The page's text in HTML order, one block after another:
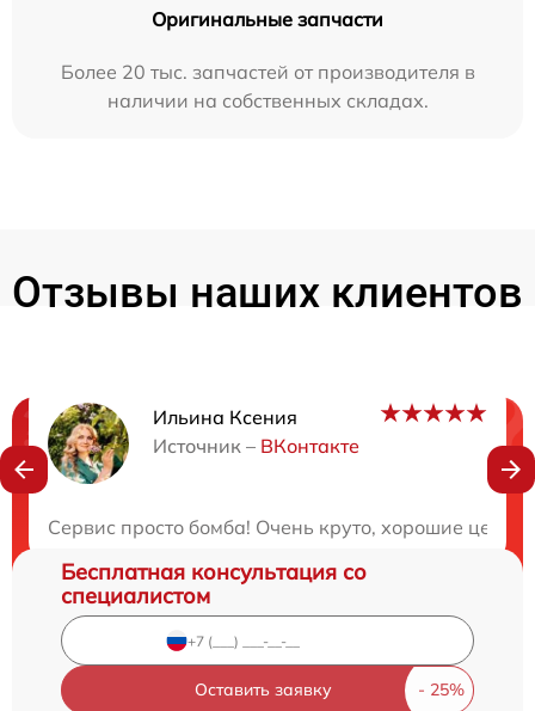
Оригинальные запчасти
Более 20 тыс. запчастей от производителя в
наличии на собственных складах.
Отзывы наших клиентов
Ильина Ксения
Источник – ВКонтакте
Сервис просто бомба! Очень круто, хорошие цены
Нужна консультация?
Бесплатная консультация со
специалистом
Оставить заявку